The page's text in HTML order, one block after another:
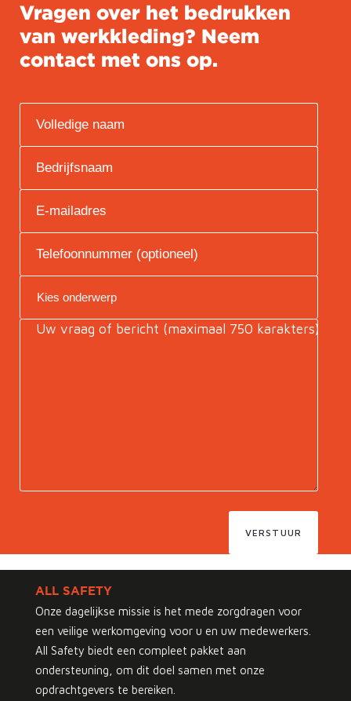
Vragen over het bedrukken
van werkkleding? Neem
contact met ons op.
VERSTUUR
ALL SAFETY
Onze dagelijkse missie is het mede zorgdragen voor
een veilige werkomgeving voor u en uw medewerkers.
All Safety biedt een compleet pakket aan
ondersteuning, om dit doel samen met onze
opdrachtgevers te bereiken.